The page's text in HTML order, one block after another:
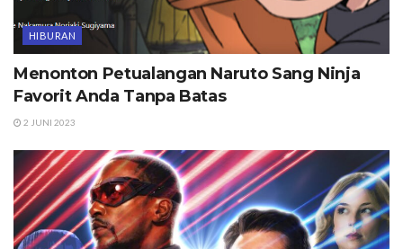
HIBURAN
Menonton Petualangan Naruto Sang Ninja
Favorit Anda Tanpa Batas
2 JUNI 2023